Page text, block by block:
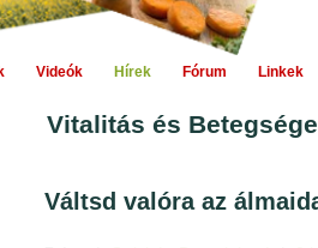
Videók Hírek Fórum Linkek
Vitalitás és
Váltsd valóra az